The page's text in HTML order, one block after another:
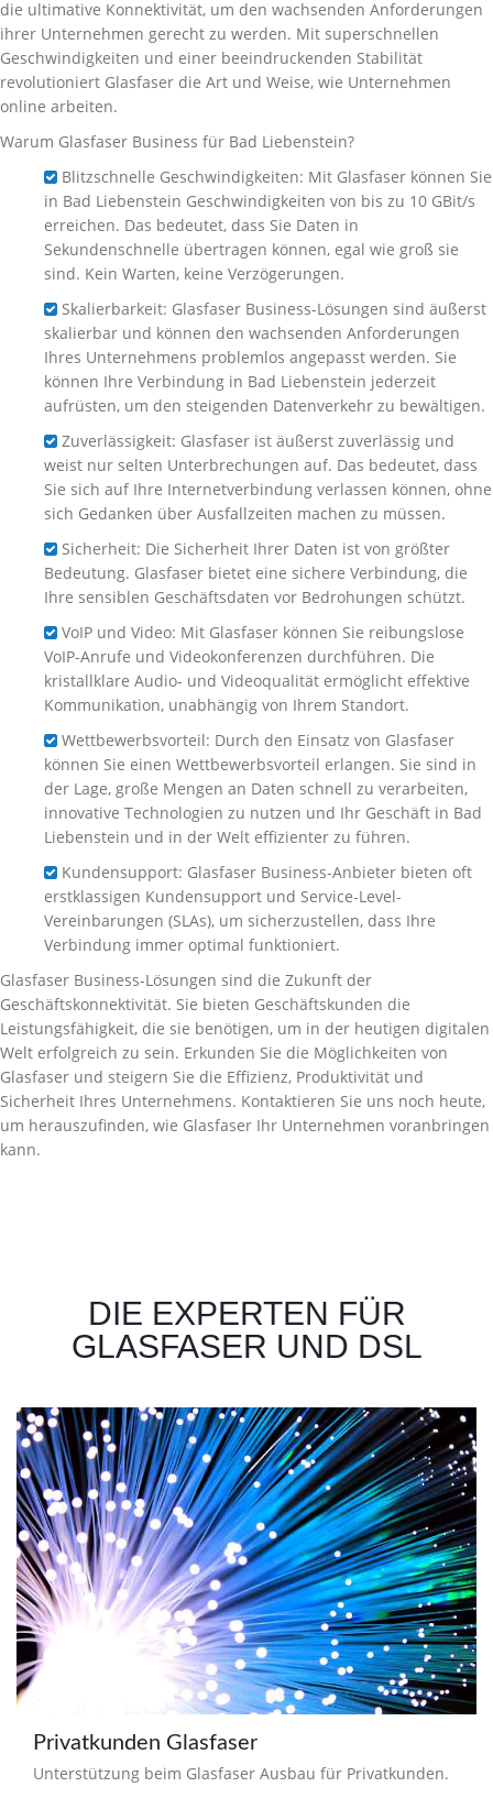
die ultimative Konnektivität, um den wachsenden Anforderungen
ihrer Unternehmen gerecht zu werden. Mit superschnellen
Geschwindigkeiten und einer beeindruckenden Stabilität
revolutioniert Glasfaser die Art und Weise, wie Unternehmen
online arbeiten.
Warum Glasfaser Business für Bad Liebenstein?
Blitzschnelle Geschwindigkeiten: Mit Glasfaser können Sie
in Bad Liebenstein Geschwindigkeiten von bis zu 10 GBit/s
erreichen. Das bedeutet, dass Sie Daten in
Sekundenschnelle übertragen können, egal wie groß sie
sind. Kein Warten, keine Verzögerungen.
Skalierbarkeit: Glasfaser Business-Lösungen sind äußerst
skalierbar und können den wachsenden Anforderungen
Ihres Unternehmens problemlos angepasst werden. Sie
können Ihre Verbindung in Bad Liebenstein jederzeit
aufrüsten, um den steigenden Datenverkehr zu bewältigen.
Zuverlässigkeit: Glasfaser ist äußerst zuverlässig und
weist nur selten Unterbrechungen auf. Das bedeutet, dass
Sie sich auf Ihre Internetverbindung verlassen können, ohne
sich Gedanken über Ausfallzeiten machen zu müssen.
Sicherheit: Die Sicherheit Ihrer Daten ist von größter
Bedeutung. Glasfaser bietet eine sichere Verbindung, die
Ihre sensiblen Geschäftsdaten vor Bedrohungen schützt.
VoIP und Video: Mit Glasfaser können Sie reibungslose
VoIP-Anrufe und Videokonferenzen durchführen. Die
kristallklare Audio- und Videoqualität ermöglicht effektive
Kommunikation, unabhängig von Ihrem Standort.
Wettbewerbsvorteil: Durch den Einsatz von Glasfaser
können Sie einen Wettbewerbsvorteil erlangen. Sie sind in
der Lage, große Mengen an Daten schnell zu verarbeiten,
innovative Technologien zu nutzen und Ihr Geschäft in Bad
Liebenstein und in der Welt effizienter zu führen.
Kundensupport: Glasfaser Business-Anbieter bieten oft
erstklassigen Kundensupport und Service-Level-
Vereinbarungen (SLAs), um sicherzustellen, dass Ihre
Verbindung immer optimal funktioniert.
Glasfaser Business-Lösungen sind die Zukunft der
Geschäftskonnektivität. Sie bieten Geschäftskunden die
Leistungsfähigkeit, die sie benötigen, um in der heutigen digitalen
Welt erfolgreich zu sein. Erkunden Sie die Möglichkeiten von
Glasfaser und steigern Sie die Effizienz, Produktivität und
Sicherheit Ihres Unternehmens. Kontaktieren Sie uns noch heute,
um herauszufinden, wie Glasfaser Ihr Unternehmen voranbringen
kann.
DIE EXPERTEN FÜR
GLASFASER UND DSL
Privatkunden Glasfaser
Unterstützung beim Glasfaser Ausbau für Privatkunden.